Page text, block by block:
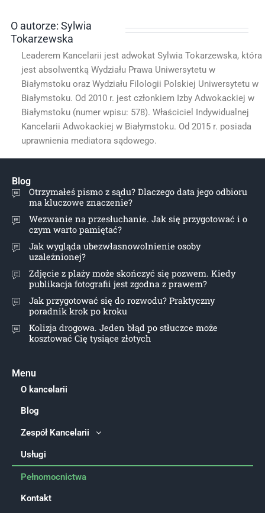
O autorze: Sylwia
Tokarzewska
Leaderem Kancelarii jest adwokat Sylwia Tokarzewska, która
jest absolwentką Wydziału Prawa Uniwersytetu w
Białymstoku oraz Wydziału Filologii Polskiej Uniwersytetu w
Białymstoku. Od 2010 r. jest członkiem Izby Adwokackiej w
Białymstoku (numer wpisu: 578). Właściciel Indywidualnej
Kancelarii Adwokackiej w Białymstoku. Od 2015 r. posiada
uprawnienia mediatora sądowego.
Blog
Otrzymałeś pismo z sądu? Dlaczego data jego odbioru
ma kluczowe znaczenie?
Wezwanie na przesłuchanie. Jak się przygotować i o
czym warto pamiętać?
Jak wygląda ubezwłasnowolnienie osoby
uzależnionej?
Zdjęcie z plaży może skończyć się pozwem. Kiedy
publikacja fotografii jest zgodna z prawem?
Jak przygotować się do rozwodu? Praktyczny
poradnik krok po kroku
Kolizja drogowa. Jeden błąd po stłuczce może
kosztować Cię tysiące złotych
Menu
O kancelarii
Blog
Zespół Kancelarii
Usługi
Pełnomocnictwa
Kontakt